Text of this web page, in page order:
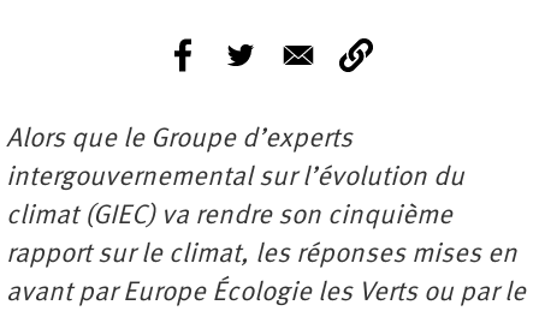
Alors que le Groupe d’experts
intergouvernemental sur l’évolution du
climat (GIEC) va rendre son cinquième
rapport sur le climat, les réponses mises en
avant par Europe Écologie les Verts ou parle